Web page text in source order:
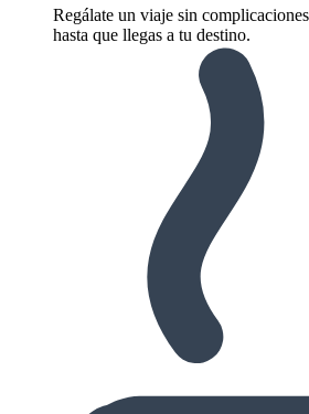
Regálate un viaje sin
hasta que llegas a tu destino.